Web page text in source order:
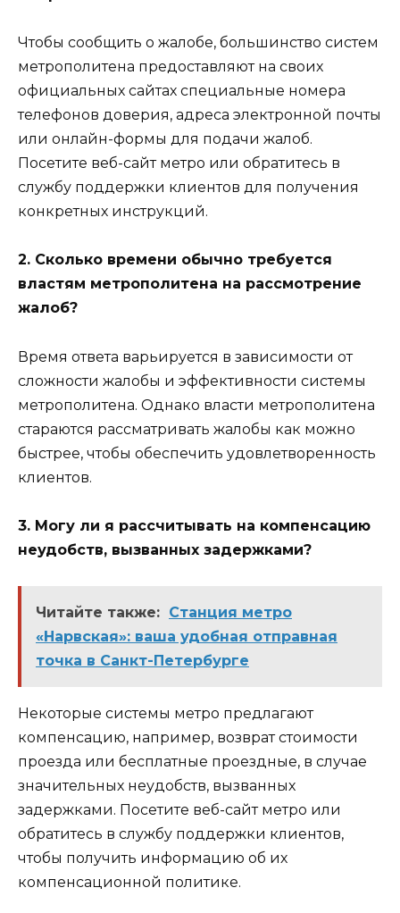
Чтобы сообщить о жалобе, большинство систем
метрополитена предоставляют на своих
официальных сайтах специальные номера
телефонов доверия, адреса электронной почты
или онлайн-формы для подачи жалоб.
Посетите веб-сайт метро или обратитесь в
службу поддержки клиентов для получения
конкретных инструкций.
2. Сколько времени обычно требуется
властям метрополитена на рассмотрение
жалоб?
Время ответа варьируется в зависимости от
сложности жалобы и эффективности системы
метрополитена. Однако власти метрополитена
стараются рассматривать жалобы как можно
быстрее, чтобы обеспечить удовлетворенность
клиентов.
3. Могу ли я рассчитывать на компенсацию
неудобств, вызванных задержками?
Читайте также: Станция метро
«Нарвская»: ваша удобная отправная
точка в Санкт-Петербурге
Некоторые системы метро предлагают
компенсацию, например, возврат стоимости
проезда или бесплатные проездные, в случае
значительных неудобств, вызванных
задержками. Посетите веб-сайт метро или
обратитесь в службу поддержки клиентов,
чтобы получить информацию об их
компенсационной политике.